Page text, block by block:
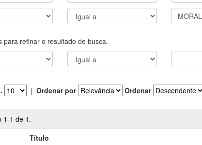
para refinar o resultado de busca.
| Ordenar por Ordenar
1-1 de 1.
Título